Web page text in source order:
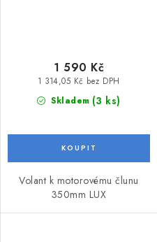
Skladem (3 ks)
1 314,05 Kč bez DPH
1 590 Kč
Volant k motorovému člunu
350mm LUX